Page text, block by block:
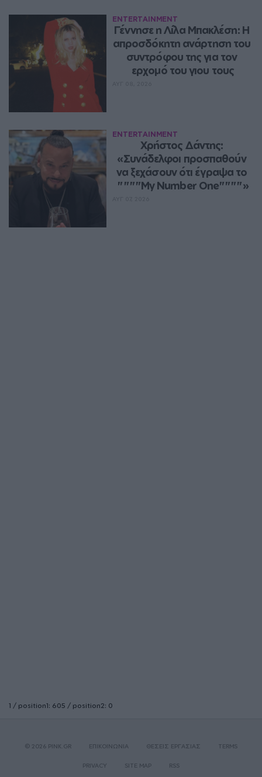
ENTERTAINMENT
Γέννησε η Λίλα Μπακλέση: Η
απροσδόκητη ανάρτηση του
συντρόφου της για τον
ερχομό του γιου τους
ENTERTAINMENT
Χρήστος Δάντης:
«Συνάδελφοι προσπαθούν
να ξεχάσουν ότι έγραψα το
""""My Number One""""»
1 / position1: 605 / position2: 0
© 2026 PINK.GR ΕΠΙΚΟΙΝΩΝΙΑ ΘΕΣΕΙΣ ΕΡΓΑΣΙΑΣ TERMS
PRIVACY SITE MAP
RSS